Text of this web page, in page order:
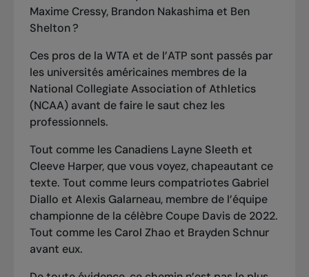
Maxime Cressy, Brandon Nakashima et Ben
Shelton ?
Ces pros de la WTA et de l’ATP sont passés par
les universités américaines membres de la
National Collegiate Association of Athletics
(NCAA) avant de faire le saut chez les
professionnels.
Tout comme les Canadiens Layne Sleeth et
Cleeve Harper, que vous voyez, chapeautant ce
texte. Tout comme leurs compatriotes Gabriel
Diallo et Alexis Galarneau, membre de l’équipe
championne de la célèbre Coupe Davis de 2022.
Tout comme les Carol Zhao et Brayden Schnur
avant eux.